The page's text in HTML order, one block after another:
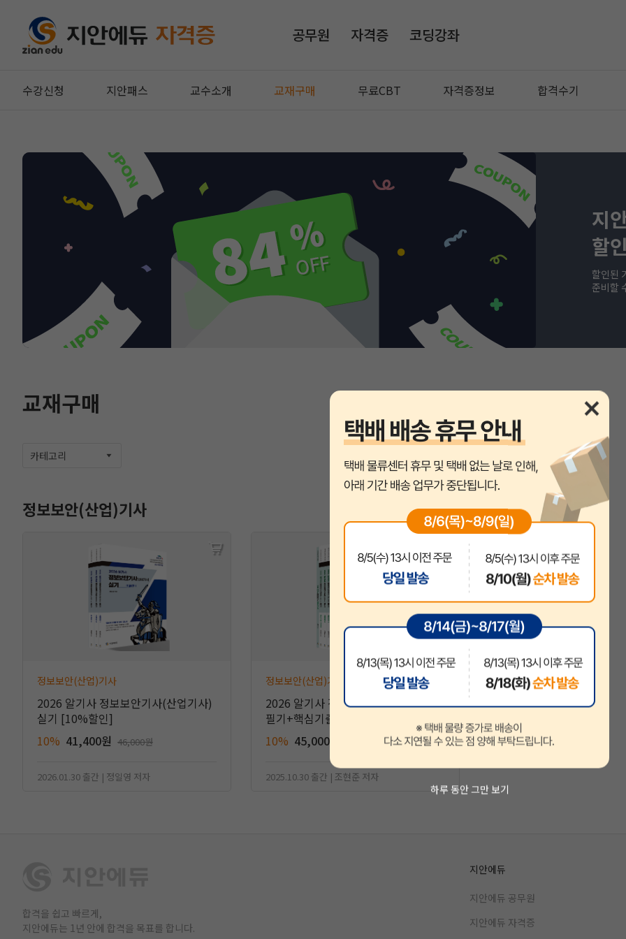
공무원 자격증 코딩강좌
수강신청 지안패스 교수소개 교재구매 무료CBT 자격증정보 합격수기
하루 동안 그만 보기
지
할
할인된
준비할
교재구매
카테고리
정보보안(산업)기사
정보보안(산업)기사
2026 알기사 정보보안기사(산업기사)
실기 [10%할인]
10% 41,400원 46,000원
2026.01.30 출간 | 정일영 저자
정보보안(산업)기사
2026 알기사 정보보안기사(산업기사)
필기+핵심기출 1200제 [10%할인]
10% 45,000원
2025.10.30 출간 | 조현준 저자
합격을 쉽고 빠르게,
지안에듀는 1년 안에 합격을 목표를 합니다.
지안에듀
지안에듀 공무원
지안에듀 자격증